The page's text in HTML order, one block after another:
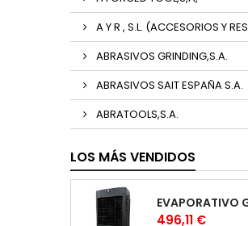
A Y R , S.L. (ACCESORIOS Y RES
ABRASIVOS GRINDING,S.A.
ABRASIVOS SAIT ESPAÑA S.A.
ABRATOOLS,S.A.
LOS MÁS VENDIDOS
Precio
496,11 €